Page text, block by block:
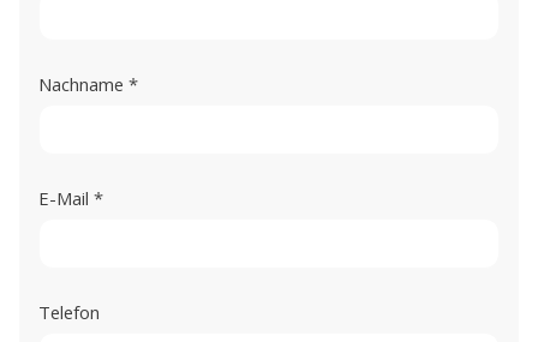
Nachname *
E-Mail *
Telefon